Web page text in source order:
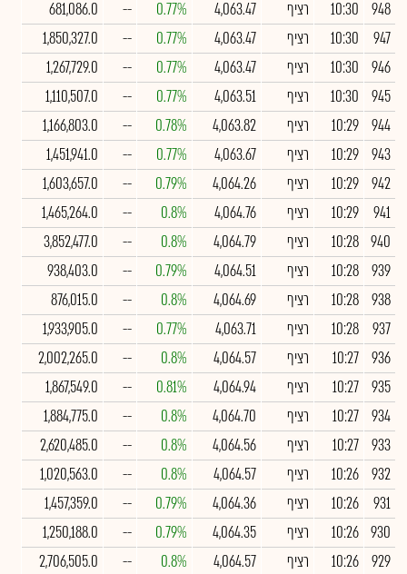
948
10:30 רציף 4,063.47
0.77%
--
681,086.0
947
10:30 רציף 4,063.47
0.77%
--
1,850,327.0
946
10:30 רציף 4,063.47
0.77%
--
1,267,729.0
945
10:30 רציף 4,063.51
0.77%
--
1,110,507.0
944
10:29 רציף 4,063.82
0.78%
--
1,166,803.0
943
10:29 רציף 4,063.67
0.77%
--
1,451,941.0
942
10:29 רציף 4,064.26
0.79%
--
1,603,657.0
941
10:29 רציף 4,064.76
0.8%
--
1,465,264.0
940
10:28 רציף 4,064.79
0.8%
--
3,852,477.0
939
10:28 רציף 4,064.51
0.79%
--
938,403.0
938
10:28 רציף 4,064.69
0.8%
--
876,015.0
937
10:28 רציף 4,063.71
0.77%
--
1,933,905.0
936
10:27 רציף 4,064.57
0.8%
--
2,002,265.0
935
10:27 רציף 4,064.94
0.81%
--
1,867,549.0
934
10:27 רציף 4,064.70
0.8%
--
1,884,775.0
933
10:27 רציף 4,064.56
0.8%
--
2,620,485.0
932
10:26 רציף 4,064.57
0.8%
--
1,020,563.0
931
10:26 רציף 4,064.36
0.79%
--
1,457,359.0
930
10:26 רציף 4,064.35
0.79%
--
1,250,188.0
929
10:26 רציף 4,064.57
0.8%
--
2,706,505.0